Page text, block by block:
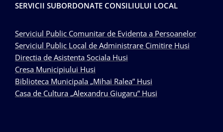
SERVICII SUBORDONATE CONSILIULUI LOCAL
Serviciul Public Comunitar de Evidenta a Persoanelor
Serviciul Public Local de Administrare Cimitire Husi
Directia de Asistenta Sociala Husi
Cresa Municipiului Husi
Biblioteca Municipala „Mihai Ralea” Husi
Casa de Cultura „Alexandru Giugaru” Husi